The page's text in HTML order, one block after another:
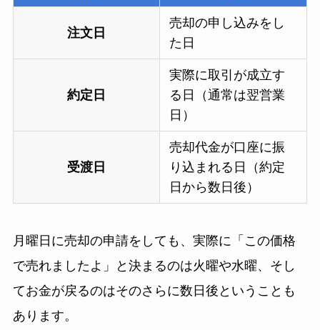
注文日
売却の申し込みをし
た日
約定日
実際に取引が成立す
る日（通常は翌営業
日）
受渡日
売却代金が口座に振
り込まれる日（約定
日から数日後）
月曜日に売却の申請をしても、実際に「この価格
で売れましたよ」と決まるのは火曜や水曜、そし
てお金が戻るのはそのさらに数日後ということも
あります。